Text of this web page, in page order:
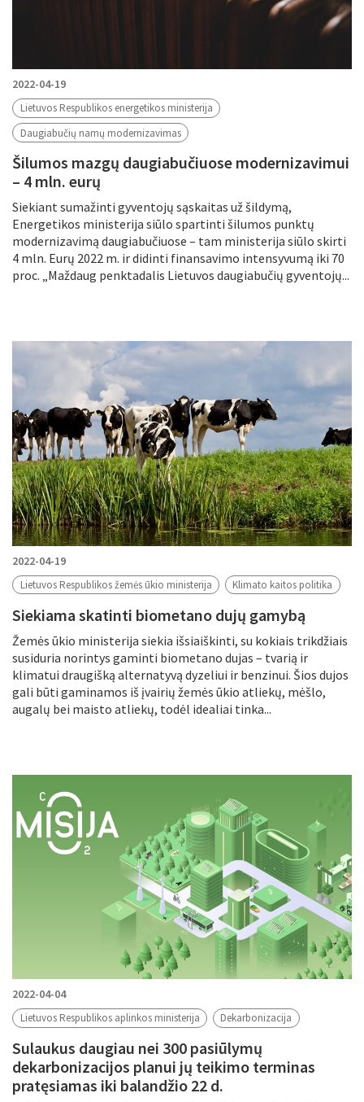
2022-04-19
Lietuvos Respublikos energetikos ministerija
Daugiabučių namų modernizavimas
Šilumos mazgų daugiabučiuose modernizavimui
– 4 mln. eurų
Siekiant sumažinti gyventojų sąskaitas už šildymą,
Energetikos ministerija siūlo spartinti šilumos punktų
modernizavimą daugiabučiuose – tam ministerija siūlo skirti
4 mln. Eurų 2022 m. ir didinti finansavimo intensyvumą iki 70
proc. „Maždaug penktadalis Lietuvos daugiabučių gyventojų...
2022-04-19
Lietuvos Respublikos žemės ūkio ministerija Klimato kaitos politika
Siekiama skatinti biometano dujų gamybą
Žemės ūkio ministerija siekia išsiaiškinti, su kokiais trikdžiais
susiduria norintys gaminti biometano dujas – tvarią ir
klimatui draugišką alternatyvą dyzeliui ir benzinui. Šios dujos
gali būti gaminamos iš įvairių žemės ūkio atliekų, mėšlo,
augalų bei maisto atliekų, todėl idealiai tinka...
2022-04-04
Lietuvos Respublikos aplinkos ministerija Dekarbonizacija
Sulaukus daugiau nei 300 pasiūlymų
dekarbonizacijos planui jų teikimo terminas
pratęsiamas iki balandžio 22 d.